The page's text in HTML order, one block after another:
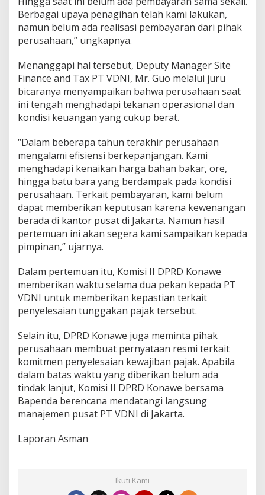
Berbagai upaya penagihan telah kami lakukan,
namun belum ada realisasi pembayaran dari pihak
perusahaan,” ungkapnya.
Menanggapi hal tersebut, Deputy Manager Site
Finance and Tax PT VDNI, Mr. Guo melalui juru
bicaranya menyampaikan bahwa perusahaan saat
ini tengah menghadapi tekanan operasional dan
kondisi keuangan yang cukup berat.
“Dalam beberapa tahun terakhir perusahaan
mengalami efisiensi berkepanjangan. Kami
menghadapi kenaikan harga bahan bakar, ore,
hingga batu bara yang berdampak pada kondisi
perusahaan. Terkait pembayaran, kami belum
dapat memberikan keputusan karena kewenangan
berada di kantor pusat di Jakarta. Namun hasil
pertemuan ini akan segera kami sampaikan kepada
pimpinan,” ujarnya.
Dalam pertemuan itu, Komisi II DPRD Konawe
memberikan waktu selama dua pekan kepada PT
VDNI untuk memberikan kepastian terkait
penyelesaian tunggakan pajak tersebut.
Selain itu, DPRD Konawe juga meminta pihak
perusahaan membuat pernyataan resmi terkait
komitmen penyelesaian kewajiban pajak. Apabila
dalam batas waktu yang diberikan belum ada
tindak lanjut, Komisi II DPRD Konawe bersama
Bapenda berencana mendatangi langsung
manajemen pusat PT VDNI di Jakarta.
Laporan Asman
Ikuti Kami